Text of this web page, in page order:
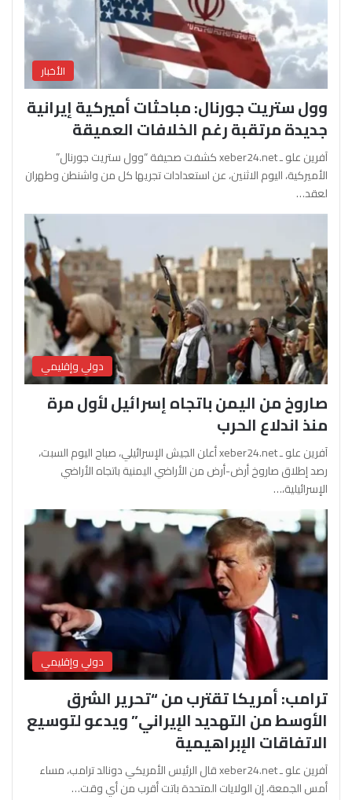
الأخبار
وول ستريت جورنال: مباحثات أميركية إيرانية
جديدة مرتقبة رغم الخلافات العميقة
آفرين علو ـ xeber24.net كشفت صحيفة “وول ستريت جورنال”
الأميركية، اليوم الاثنين، عن استعدادات تجريها كل من واشنطن وطهران
لعقد…
دولي وإقليمي
صاروخ من اليمن باتجاه إسرائيل لأول مرة
منذ اندلاع الحرب
آفرين علو ـ xeber24.net أعلن الجيش الإسرائيلي، صباح اليوم السبت،
رصد إطلاق صاروخ أرض-أرض من الأراضي اليمنية باتجاه الأراضي
الإسرائيلية،…
دولي وإقليمي
ترامب: أمريكا تقترب من “تحرير الشرق
الأوسط من التهديد الإيراني” ويدعو لتوسيع
الاتفاقات الإبراهيمية
آفرين علو ـ xeber24.net قال الرئيس الأمريكي دونالد ترامب، مساء
أمس الجمعة، إن الولايات المتحدة باتت أقرب من أي وقت…